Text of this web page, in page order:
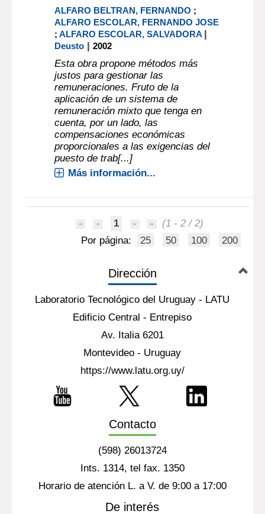
ALFARO BELTRAN, FERNANDO ;
ALFARO ESCOLAR, FERNANDO JOSE
;ALFARO ESCOLAR, SALVADORA |
Deusto |2002
Esta obra propone métodos más
justos para gestionar las
remuneraciones. Fruto de la
aplicación de un sistema de
remuneración mixto que tenga en
cuenta, por un lado, las
compensaciones económicas
proporcionales a las exigencias del
puesto de trab[...]
Más información...
1
(1 - 2 / 2)
Por página:
25 50 100 200
Dirección
Laboratorio Tecnológico del Uruguay - LATU
Edificio Central - Entrepiso
Av. Italia 6201
Montevideo - Uruguay
https://www.latu.org.uy/
Contacto
(598) 26013724
Ints. 1314, tel fax. 1350
Horario de atención L. a V. de 9:00 a 17:00
De interés